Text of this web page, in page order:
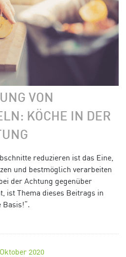
VON
KÖCHE IN DER
reduzieren ist das Eine,
und bestmöglich verarbeiten
der Achtung gegenüber
ist Thema dieses Beitrags in
Basis!“.
Oktober 2020